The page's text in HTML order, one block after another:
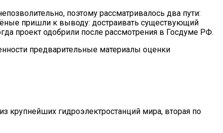
поэтому рассматривалось два пути:
пришли к выводу: достраивать существующий
проект одобрили после рассмотрения в Госдуме РФ.
предварительные материалы оценки
крупнейших гидроэлектростанций мира, вторая по